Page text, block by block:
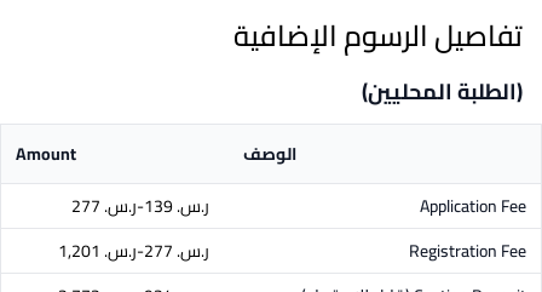
تفاصيل الرسوم الإضافية
(الطلبة المحليين)
الوصف
Amount
Application Fee
ر.س.‏ 139-ر.س.‏ 277
Registration Fee
ر.س.‏ 277-ر.س.‏ 1,201